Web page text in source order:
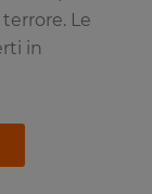
Le
in